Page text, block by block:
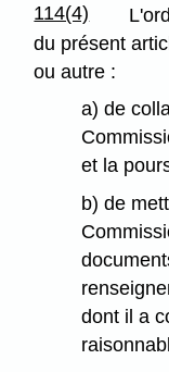
114(4)
du présent
ou autre :
a) de
et la
b) de
dont il a